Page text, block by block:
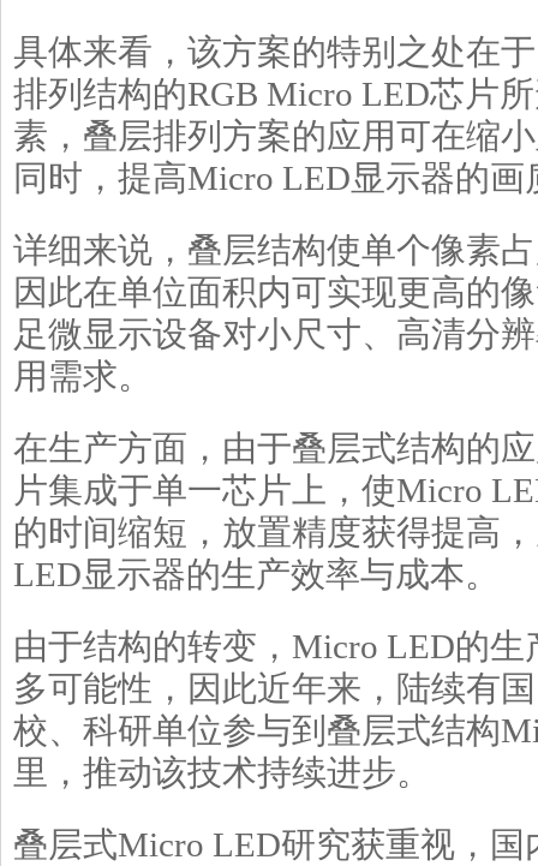
具体来看，该方案的特别之处在
排列结构的RGB Micro LED芯片
素，叠层排列方案的应用可在缩
同时，提高Micro LED显示器的
详细来说，叠层结构使单个像素
因此在单位面积内可实现更高的
足微显示设备对小尺寸、高清分
用需求。
在生产方面，由于叠层式结构的
片集成于单一芯片上，使Micro
的时间缩短，放置精度获得提高
LED显示器的生产效率与成本。
由于结构的转变，Micro LED的
多可能性，因此近年来，陆续有
校、科研单位参与到叠层式结构
里，推动该技术持续进步。
叠层式Micro LED研究获重视，